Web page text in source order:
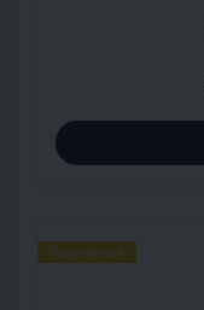
Популярный